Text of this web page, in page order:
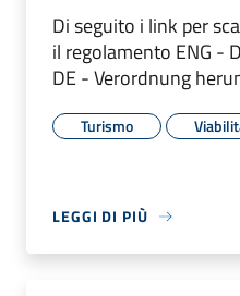
Di seguito i link per
il regolamento ENG -
DE - Verordnung
Turismo
LEGGI DI PIÙ